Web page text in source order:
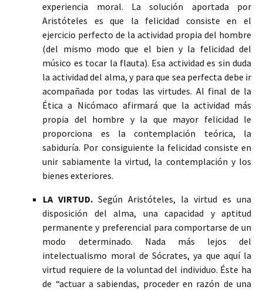
experiencia moral. La solución aportada por
Aristóteles es que la felicidad consiste en el
ejercicio perfecto de la actividad propia del hombre
(del mismo modo que el bien y la felicidad del
músico es tocar la flauta). Esa actividad es sin duda
la actividad del alma, y para que sea perfecta debe ir
acompañada por todas las virtudes. Al final de la
Ética a Nicómaco afirmará que la actividad más
propia del hombre y la que mayor felicidad le
proporciona es la contemplación teórica, la
sabiduría. Por consiguiente la felicidad consiste en
unir sabiamente la virtud, la contemplación y los
bienes exteriores.
LA VIRTUD.Según Aristóteles, la virtud es una
disposición del alma, una capacidad y aptitud
permanente y preferencial para comportarse de un
modo determinado. Nada más lejos del
intelectualismo moral de Sócrates, ya que aquí la
virtud requiere de la voluntad del individuo. Éste ha
de “actuar a sabiendas, proceder en razón de una